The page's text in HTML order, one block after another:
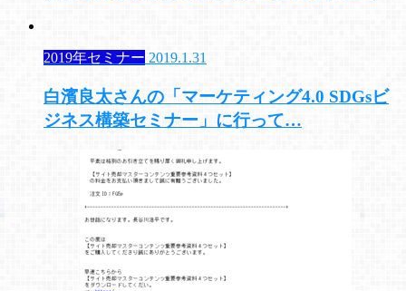
2019年セミナー 2019.1.31
白濱良太さんの「マーケティング4.0 SDGsビ
ジネス構築セミナー」に行って…